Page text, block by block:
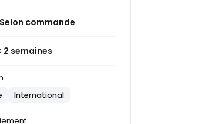
Selon commande
2 semaines
International